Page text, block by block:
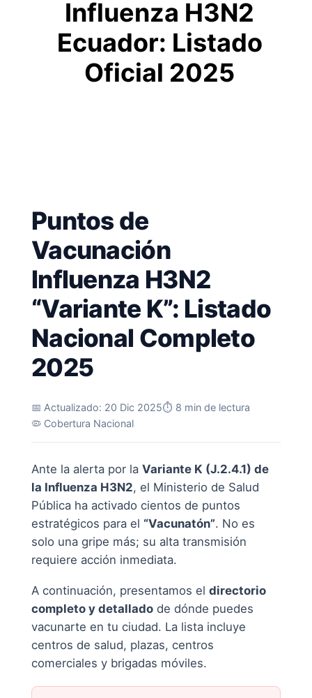
Influenza H3N2
Ecuador: Listado
Oficial 2025
Puntos de
Vacunación
Influenza H3N2
“Variante K”: Listado
Nacional Completo
2025
📅 Actualizado: 20 Dic 2025⏱️ 8 min de lectura
🦠 Cobertura Nacional
Ante la alerta por la Variante K (J.2.4.1) de
la Influenza H3N2, el Ministerio de Salud
Pública ha activado cientos de puntos
estratégicos para el “Vacunatón”. No es
solo una gripe más; su alta transmisión
requiere acción inmediata.
A continuación, presentamos el directorio
completo y detallado de dónde puedes
vacunarte en tu ciudad. La lista incluye
centros de salud, plazas, centros
comerciales y brigadas móviles.